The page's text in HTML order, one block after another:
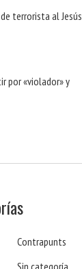
terrorista al Jesús
por «violador» y
Contrapunts
Sin categoría